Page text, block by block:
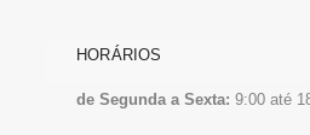
HORÁRIOS
de Segunda a Sexta: 9:00 até